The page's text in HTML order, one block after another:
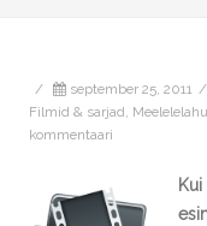
/ september 25, 2011 /
Filmid & sarjad,
kommentaari